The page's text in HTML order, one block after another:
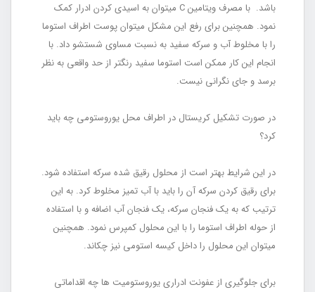
باشد. با مصرف ویتامین C می‏توان به اسیدی کردن ادرار کمک
نمود. هم‏چنین برای رفع این مشکل می‏توان پوست اطراف استوما
را با مخلوط آب و سرکه سفید به نسبت مساوی شست‏شو داد. با
انجام این کار ممکن است استوما سفید رنگ‏تر از حد واقعی به نظر
برسد و جای نگرانی نیست.
در صورت تشکیل کریستال در اطراف محل یوروستومی چه باید
کرد؟
در این شرایط بهتر است از محلول رقیق شده سرکه استفاده شود.
برای رقیق کردن سرکه آن را باید با آب تمیز مخلوط کرد. به این
ترتیب که به یک فنجان سرکه، یک فنجان آب اضافه و با استفاده
از حوله اطراف استوما را با این محلول کمپرس نمود. هم‏چنین
می‏توان این محلول را داخل کیسه استومی نیز چکاند.
برای جلوگیری از عفونت ادراری یوروستومیت ها چه اقداماتی